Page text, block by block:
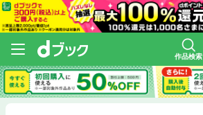
作品検索